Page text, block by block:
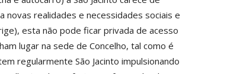
novas realidades e necessidades sociais e
esta não pode ficar privada de acesso
lugar na sede de Concelho, tal como é
regularmente São Jacinto impulsionando